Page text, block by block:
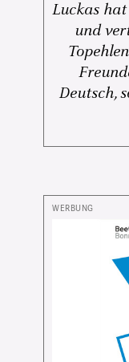
Luckas
und
Deutsch,